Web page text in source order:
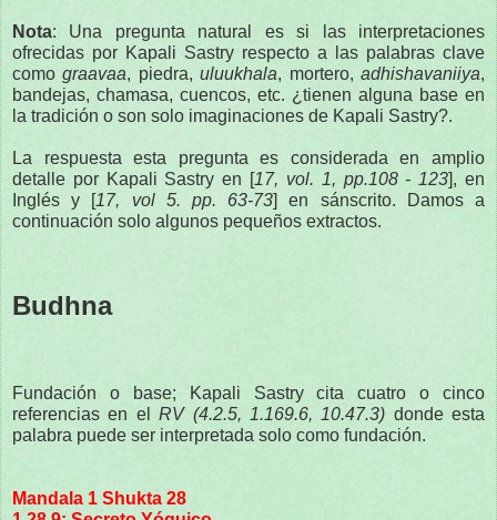
Nota: Una pregunta natural es si las interpretaciones
ofrecidas por Kapali Sastry respecto a las palabras clave
comograavaa, piedra,uluukhala, mortero,adhishavaniiya,
bandejas, chamasa, cuencos, etc. ¿tienen alguna base en
la tradición o son solo imaginaciones de Kapali Sastry?.
La respuesta esta pregunta es considerada en amplio
detalle por Kapali Sastry en [17, vol. 1, pp.108 - 123], en
Inglés y [17, vol 5. pp. 63-73] en sánscrito. Damos a
continuación solo algunos pequeños extractos.
Budhna
Fundación o base; Kapali Sastry cita cuatro o cinco
referencias en elRV (4.2.5, 1.169.6, 10.47.3) donde esta
palabra puede ser interpretada solo como fundación.
Mandala 1 Shukta 28